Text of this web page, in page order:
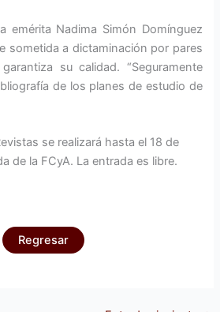
emérita Nadima Simón Domínguez
sometida a dictaminación por pares
su calidad. “Seguramente
de los planes de estudio de
se realizará hasta el 18 de
de la FCyA. La entrada es libre.
Regresar